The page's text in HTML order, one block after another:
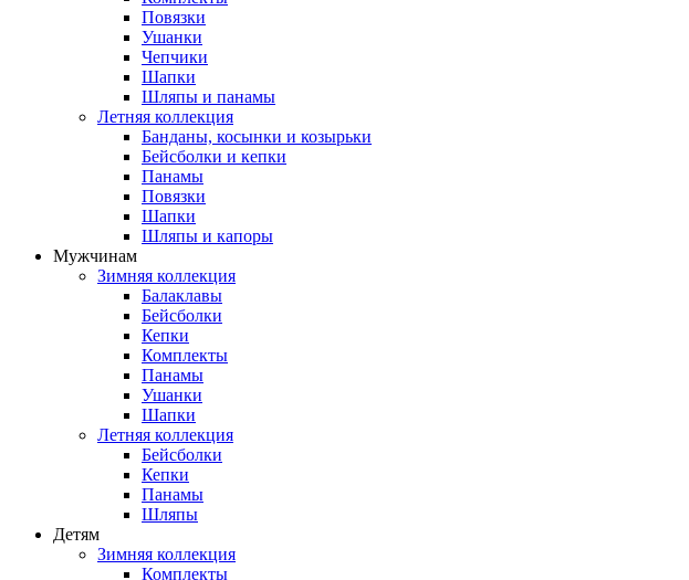
Повязки
Ушанки
Чепчики
Шапки
Шляпы и панамы
Летняя коллекция
Банданы, косынки и козырьки
Бейсболки и кепки
Панамы
Повязки
Шапки
Шляпы и капоры
Мужчинам
Зимняя коллекция
Балаклавы
Бейсболки
Кепки
Комплекты
Панамы
Ушанки
Шапки
Летняя коллекция
Бейсболки
Кепки
Панамы
Шляпы
Детям
Зимняя коллекция
Комплекты